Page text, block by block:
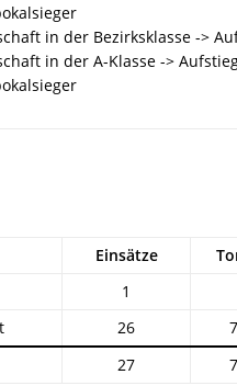
in der Bezirksklasse ->
in der A-Klasse ->
Einsätze
1
26 7
27 7